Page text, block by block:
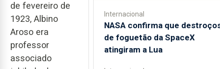
de fevereiro de
1923, Albino
Aroso era
professor
associado
Internacional
NASA confirma que
de foguetão da SpaceX
atingiram a Lua